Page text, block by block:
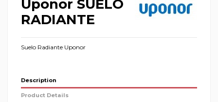
Uponor SUELO
RADIANTE
Suelo Radiante Uponor
Description
Product Details